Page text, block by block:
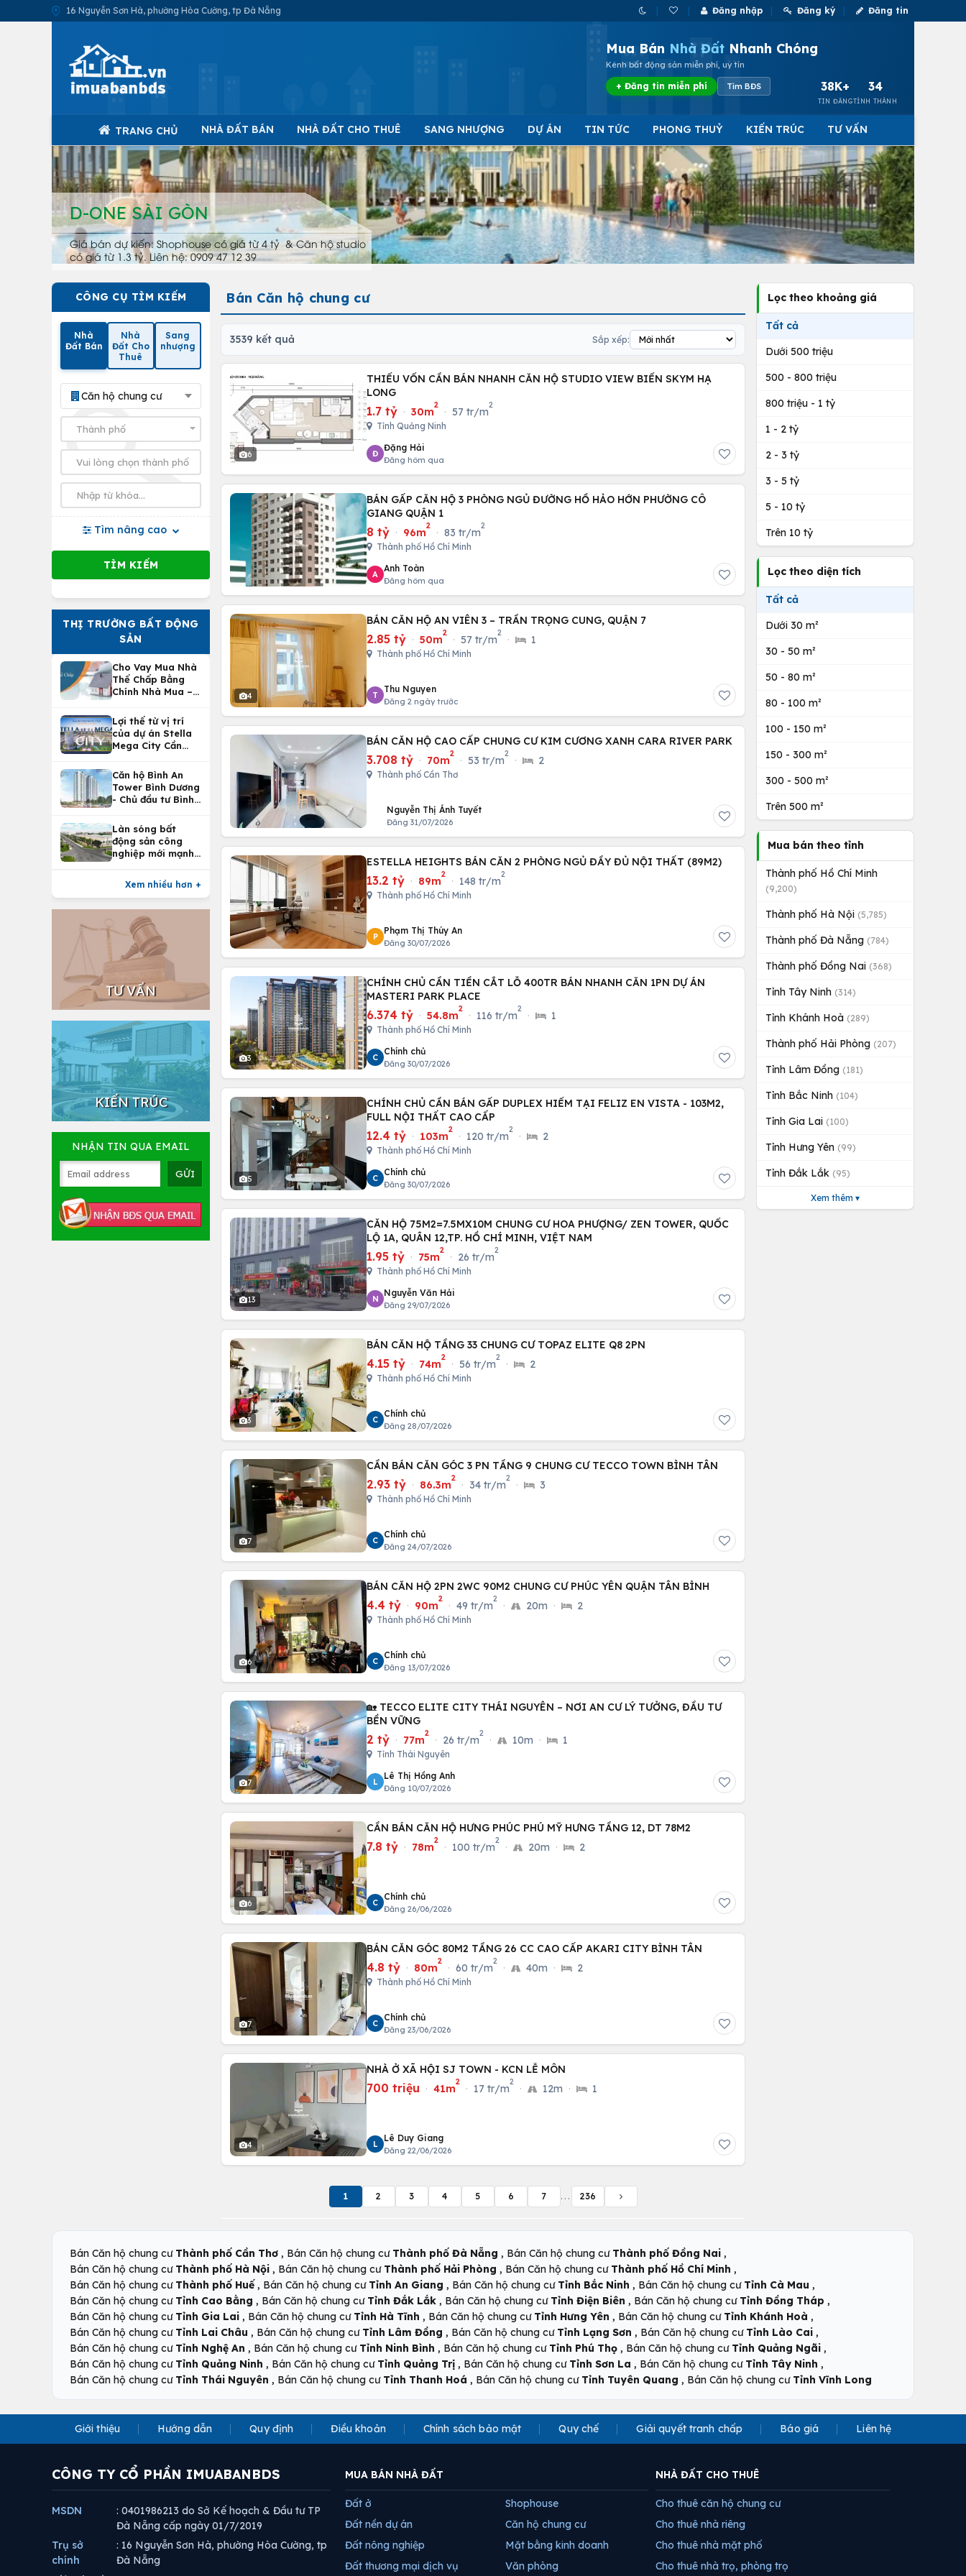
16 Nguyễn Sơn Hà, phường Hòa Cường, tp Đà Nẵng Đăng nhập Đăng ký Đăng tin
Mua Bán Nhà Đất Nhanh Chóng
Kênh bất động sản miễn phí, uy tín
+ Đăng tin miễn phí Tìm BĐS 38K+
TIN ĐĂNG
34
TỈNH THÀNH
TRANG CHỦ NHÀ ĐẤT BÁN NHÀ ĐẤT CHO THUÊ SANG NHƯỢNG DỰ ÁN TIN TỨC PHONG THUỶ KIẾN TRÚC TƯ VẤN
D-ONE SÀI GÒN
Giá bán dự kiến: Shophouse có giá từ 4 tỷ & Căn hộ studio
có giá từ 1.3 tỷ. Liên hệ: 0909 47 12 39
CÔNG CỤ TÌM KIẾM
Nhà
Đất Bán
Nhà
Đất Cho
Thuê
Sang
nhượng
Căn hộ chung cư
Tìm nâng cao
THỊ TRƯỜNG BẤT ĐỘNG
SẢN
Cho Vay Mua Nhà
Thế Chấp Bằng
Chính Nhà Mua –
Nhà Tại
Vietcombank
Lợi thế từ vị trí
của dự án Stella
Mega City Cần
Căn hộ Bình An
Tower Bình Dương
- Chủ đầu tư Bình
Làn sóng bất
động sản công
nghiệp mới mạnh
Xem nhiều hơn +
TƯ VẤN
KIẾN TRÚC
NHẬN TIN QUA EMAIL
Bán Căn hộ chung cư
3539 kết quả Sắp xếp:
6
THIẾU VỐN CẦN BÁN NHANH CĂN HỘ STUDIO VIEW BIỂN SKYM HẠ
LONG
1.7 tỷ · 30m
2
· 57 tr/m
2
Tỉnh Quảng Ninh
Đ
Đặng Hải
Đăng hôm qua
BÁN GẤP CĂN HỘ 3 PHÒNG NGỦ ĐƯỜNG HỒ HẢO HỚN PHƯỜNG CÔ
GIANG QUẬN 1
8 tỷ · 96m
2
· 83 tr/m
2
Thành phố Hồ Chí Minh
A
Anh Toàn
Đăng hôm qua
4
BÁN CĂN HỘ AN VIÊN 3 – TRẦN TRỌNG CUNG, QUẬN 7
2.85 tỷ · 50m
2
· 57 tr/m
2
· 1
Thành phố Hồ Chí Minh
T
Thu Nguyen
Đăng 2 ngày trước
BÁN CĂN HỘ CAO CẤP CHUNG CƯ KIM CƯƠNG XANH CARA RIVER PARK
3.708 tỷ · 70m
2
· 53 tr/m
2
· 2
Thành phố Cần Thơ
Nguyễn Thị Ánh Tuyết
Đăng 31/07/2026
ESTELLA HEIGHTS BÁN CĂN 2 PHÒNG NGỦ ĐẦY ĐỦ NỘI THẤT (89M2)
13.2 tỷ · 89m
2
· 148 tr/m
2
Thành phố Hồ Chí Minh
P
Phạm Thị Thúy An
Đăng 30/07/2026
3
CHÍNH CHỦ CẦN TIỀN CẮT LỖ 400TR BÁN NHANH CĂN 1PN DỰ ÁN
MASTERI PARK PLACE
6.374 tỷ · 54.8m
2
· 116 tr/m
2
· 1
Thành phố Hồ Chí Minh
C
Chính chủ
Đăng 30/07/2026
5
CHÍNH CHỦ CẦN BÁN GẤP DUPLEX HIẾM TẠI FELIZ EN VISTA - 103M2,
FULL NỘI THẤT CAO CẤP
12.4 tỷ · 103m
2
· 120 tr/m
2
· 2
Thành phố Hồ Chí Minh
C
Chính chủ
Đăng 30/07/2026
13
CĂN HỘ 75M2=7.5MX10M CHUNG CƯ HOA PHƯỢNG/ ZEN TOWER, QUỐC
LỘ 1A, QUÂN 12,TP. HỒ CHÍ MINH, VIỆT NAM
1.95 tỷ · 75m
2
· 26 tr/m
2
Thành phố Hồ Chí Minh
N
Nguyễn Văn Hải
Đăng 29/07/2026
3
BÁN CĂN HỘ TẦNG 33 CHUNG CƯ TOPAZ ELITE Q8 2PN
4.15 tỷ · 74m
2
· 56 tr/m
2
· 2
Thành phố Hồ Chí Minh
C
Chính chủ
Đăng 28/07/2026
7
CẦN BÁN CĂN GÓC 3 PN TẦNG 9 CHUNG CƯ TECCO TOWN BÌNH TÂN
2.93 tỷ · 86.3m
2
· 34 tr/m
2
· 3
Thành phố Hồ Chí Minh
C
Chính chủ
Đăng 24/07/2026
6
BÁN CĂN HỘ 2PN 2WC 90M2 CHUNG CƯ PHÚC YÊN QUẬN TÂN BÌNH
4.4 tỷ · 90m
2
· 49 tr/m
2
· 20m · 2
Thành phố Hồ Chí Minh
C
Chính chủ
Đăng 13/07/2026
7
🏡 TECCO ELITE CITY THÁI NGUYÊN – NƠI AN CƯ LÝ TƯỞNG, ĐẦU TƯ
BỀN VỮNG
2 tỷ · 77m
2
· 26 tr/m
2
· 10m · 1
Tỉnh Thái Nguyên
L
Lê Thị Hồng Anh
Đăng 10/07/2026
6
CẦN BÁN CĂN HỘ HƯNG PHÚC PHÚ MỸ HƯNG TẦNG 12, DT 78M2
7.8 tỷ · 78m
2
· 100 tr/m
2
· 20m · 2
C
Chính chủ
Đăng 26/06/2026
7
BÁN CĂN GÓC 80M2 TẦNG 26 CC CAO CẤP AKARI CITY BÌNH TÂN
4.8 tỷ · 80m
2
· 60 tr/m
2
· 40m · 2
Thành phố Hồ Chí Minh
C
Chính chủ
Đăng 23/06/2026
4
NHÀ Ở XÃ HỘI SJ TOWN - KCN LỄ MÔN
700 triệu · 41m
2
· 17 tr/m
2
· 12m · 1
L
Lê Duy Giang
Đăng 22/06/2026
1 2 3 4 5 6 7 ... 236
Lọc theo khoảng giá
Tất cả
Dưới 500 triệu
500 - 800 triệu
800 triệu - 1 tỷ
1 - 2 tỷ
2 - 3 tỷ
3 - 5 tỷ
5 - 10 tỷ
Trên 10 tỷ
Lọc theo diện tích
Tất cả
Dưới 30 m²
30 - 50 m²
50 - 80 m²
80 - 100 m²
100 - 150 m²
150 - 300 m²
300 - 500 m²
Trên 500 m²
Mua bán theo tỉnh
Thành phố Hồ Chí Minh
(9,200)
Thành phố Hà Nội (5,785)
Thành phố Đà Nẵng (784)
Thành phố Đồng Nai (368)
Tỉnh Tây Ninh (314)
Tỉnh Khánh Hoà (289)
Thành phố Hải Phòng (207)
Tỉnh Lâm Đồng (181)
Tỉnh Bắc Ninh (104)
Tỉnh Gia Lai (100)
Tỉnh Hưng Yên (99)
Tỉnh Đắk Lắk (95)
Xem thêm ▾
Bán Căn hộ chung cư Thành phố Cần Thơ , Bán Căn hộ chung cư Thành phố Đà Nẵng , Bán Căn hộ chung cư Thành phố Đồng Nai ,
Bán Căn hộ chung cư Thành phố Hà Nội , Bán Căn hộ chung cư Thành phố Hải Phòng , Bán Căn hộ chung cư Thành phố Hồ Chí Minh ,
Bán Căn hộ chung cư Thành phố Huế , Bán Căn hộ chung cư Tỉnh An Giang , Bán Căn hộ chung cư Tỉnh Bắc Ninh , Bán Căn hộ chung cư Tỉnh Cà Mau ,
Bán Căn hộ chung cư Tỉnh Cao Bằng , Bán Căn hộ chung cư Tỉnh Đắk Lắk , Bán Căn hộ chung cư Tỉnh Điện Biên , Bán Căn hộ chung cư Tỉnh Đồng Tháp ,
Bán Căn hộ chung cư Tỉnh Gia Lai , Bán Căn hộ chung cư Tỉnh Hà Tĩnh , Bán Căn hộ chung cư Tỉnh Hưng Yên , Bán Căn hộ chung cư Tỉnh Khánh Hoà ,
Bán Căn hộ chung cư Tỉnh Lai Châu , Bán Căn hộ chung cư Tỉnh Lâm Đồng , Bán Căn hộ chung cư Tỉnh Lạng Sơn , Bán Căn hộ chung cư Tỉnh Lào Cai ,
Bán Căn hộ chung cư Tỉnh Nghệ An , Bán Căn hộ chung cư Tỉnh Ninh Bình , Bán Căn hộ chung cư Tỉnh Phú Thọ , Bán Căn hộ chung cư Tỉnh Quảng Ngãi ,
Bán Căn hộ chung cư Tỉnh Quảng Ninh , Bán Căn hộ chung cư Tỉnh Quảng Trị , Bán Căn hộ chung cư Tỉnh Sơn La , Bán Căn hộ chung cư Tỉnh Tây Ninh ,
Bán Căn hộ chung cư Tỉnh Thái Nguyên , Bán Căn hộ chung cư Tỉnh Thanh Hoá , Bán Căn hộ chung cư Tỉnh Tuyên Quang , Bán Căn hộ chung cư Tỉnh Vĩnh Long
Giới thiệu Hướng dẫn Quy định Điều khoản Chính sách bảo mật Quy chế Giải quyết tranh chấp Báo giá Liên hệ
CÔNG TY CỔ PHẦN IMUABANBDS
MSDN
: 0401986213 do Sở Kế hoạch & Đầu tư TP
Đà Nẵng cấp ngày 01/7/2019
Trụ sở
chính
: 16 Nguyễn Sơn Hà, phường Hòa Cường, tp
Đà Nẵng
MUA BÁN NHÀ ĐẤT
Đất ở
Đất nền dự án
Đất nông nghiệp
Đất thương mại dịch vụ
Shophouse
Căn hộ chung cư
Mặt bằng kinh doanh
Văn phòng
NHÀ ĐẤT CHO THUÊ
Cho thuê căn hộ chung cư
Cho thuê nhà riêng
Cho thuê nhà mặt phố
Cho thuê nhà trọ, phòng trọ